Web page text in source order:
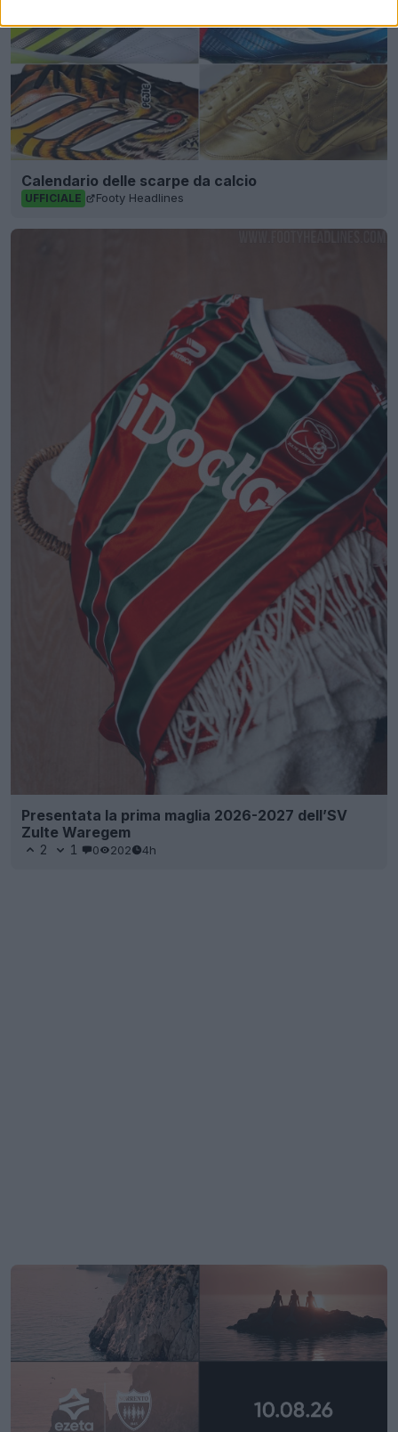
Calendario delle scarpe da calcio
UFFICIALE Footy Headlines
Presentata la prima maglia 2026-2027 dell’SV
Zulte Waregem
2 1 0 202 4h